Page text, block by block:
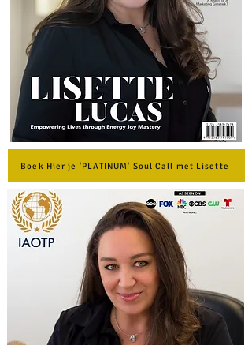
Boek Hier je 'PLATINUM' Soul Call met Lisette